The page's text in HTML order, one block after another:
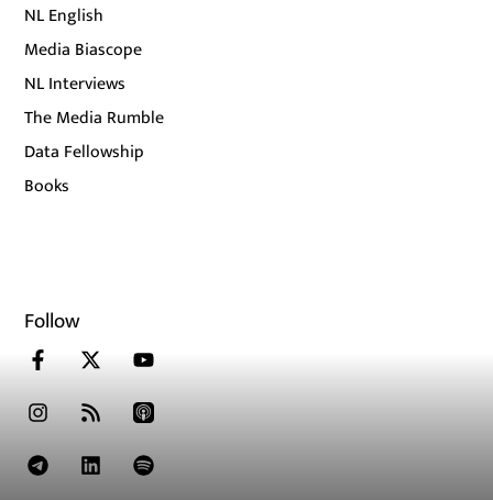
NL English
Media Biascope
NL Interviews
The Media Rumble
Data Fellowship
Books
Follow